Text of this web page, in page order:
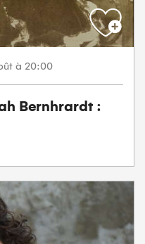
à 20:00
Bernhrardt :